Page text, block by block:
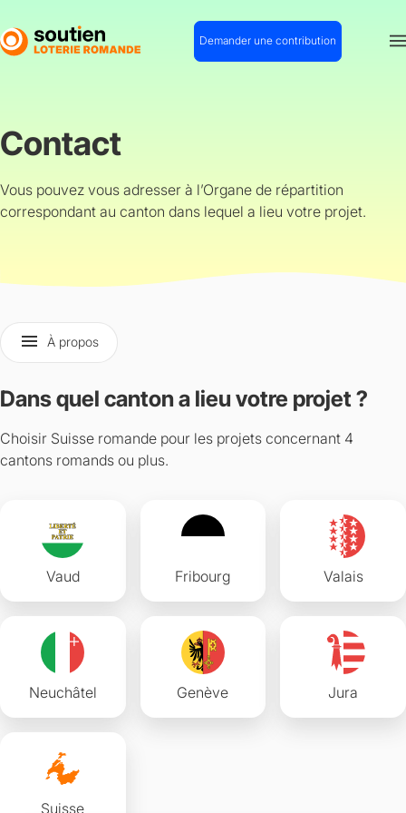
au
contenu
Demander une contribution
Contact
Vous pouvez vous adresser à l’Organe de répartition
correspondant au canton dans lequel a lieu votre projet.
menu À propos
Dans quel canton a lieu votre projet ?
Choisir Suisse romande pour les projets concernant 4
cantons romands ou plus.
Vaud Fribourg Valais
Neuchâtel Genève Jura
Suisse